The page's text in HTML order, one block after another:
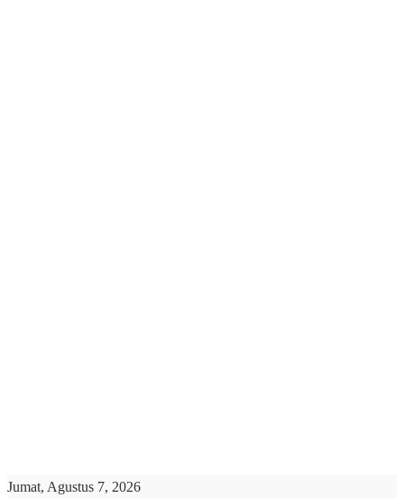
Jumat, Agustus 7, 2026